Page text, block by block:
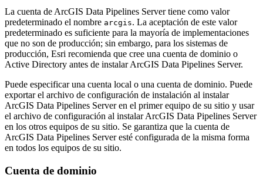
La cuenta de ArcGIS Data Pipelines Server tiene como valor
predeterminado el nombre arcgis. La aceptación de este valor
predeterminado es suficiente para la mayoría de implementaciones
que no son de producción; sin embargo, para los sistemas de
producción, Esri recomienda que cree una cuenta de dominio o
Active Directory antes de instalar ArcGIS Data Pipelines Server.
Puede especificar una cuenta local o una cuenta de dominio. Puede
exportar el archivo de configuración de instalación al instalar
ArcGIS Data Pipelines Server en el primer equipo de su sitio y usar
el archivo de configuración al instalar ArcGIS Data Pipelines Server
en los otros equipos de su sitio. Se garantiza que la cuenta de
ArcGIS Data Pipelines Server esté configurada de la misma forma
en todos los equipos de su sitio.
Cuenta de dominio